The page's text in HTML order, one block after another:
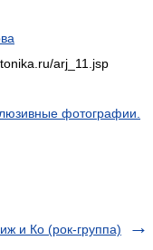
arj_11.jsp
фотографии.
и Ко (рок-группа)